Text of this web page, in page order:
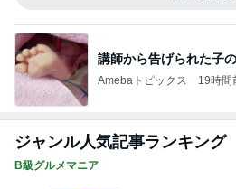
講師から告げられた子
Amebaトピックス 19時間
ジャンル人気記事ランキング
B級グルメマニア